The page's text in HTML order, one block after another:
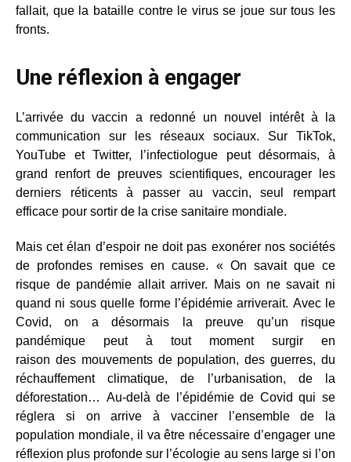
fallait, que la bataille contre le virus se joue sur tous les
fronts.
Une réflexion à engager
L’arrivée du vaccin a redonné un nouvel intérêt à la
communication sur les réseaux sociaux. Sur TikTok,
YouTube et Twitter, l’infectiologue peut désormais, à
grand renfort de preuves scientifiques, encourager les
derniers réticents à passer au vaccin, seul rempart
efficace pour sortir de la crise sanitaire mondiale.
Mais cet élan d’espoir ne doit pas exonérer nos sociétés
de profondes remises en cause. « On savait que ce
risque de pandémie allait arriver. Mais on ne savait ni
quand ni sous quelle forme l’épidémie arriverait. Avec le
Covid, on a désormais la preuve qu’un risque
pandémique peut à tout moment surgir en
raison des mouvements de population, des guerres, du
réchauffement climatique, de l’urbanisation, de la
déforestation… Au-delà de l’épidémie de Covid qui se
réglera si on arrive à vacciner l’ensemble de la
population mondiale, il va être nécessaire d’engager une
réflexion plus profonde sur l’écologie au sens large si l’on